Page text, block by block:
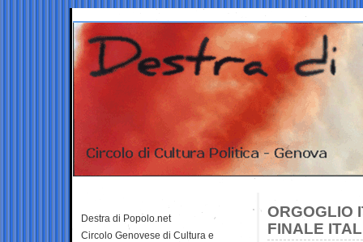
ORGOGLIO
FINALE
Destra di Popolo.net
Circolo Genovese di Cultura e